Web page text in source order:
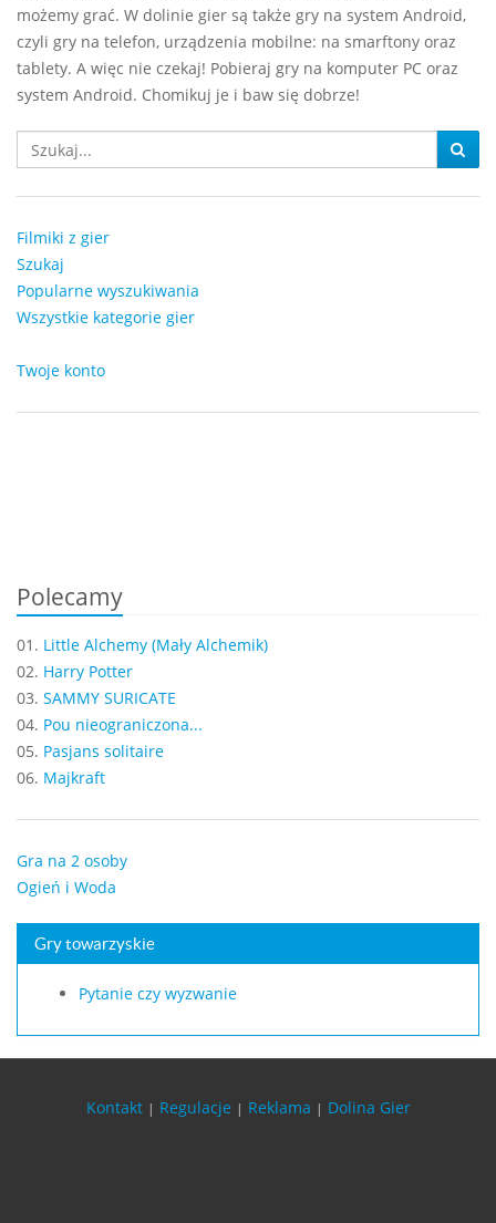
możemy grać. W dolinie gier są także gry na system Android,
czyli gry na telefon, urządzenia mobilne: na smarftony oraz
tablety. A więc nie czekaj! Pobieraj gry na komputer PC oraz
system Android. Chomikuj je i baw się dobrze!
Filmiki z gier
Szukaj
Popularne wyszukiwania
Wszystkie kategorie gier
Twoje konto
Polecamy
01. Little Alchemy (Mały Alchemik)
02. Harry Potter
03. SAMMY SURICATE
04. Pou nieograniczona...
05. Pasjans solitaire
06. Majkraft
Gra na 2 osoby
Ogień i Woda
Gry towarzyskie
Pytanie czy wyzwanie
Kontakt | Regulacje | Reklama | Dolina Gier